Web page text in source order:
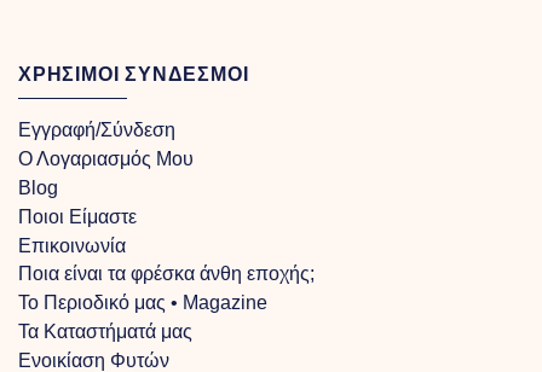
ΧΡΗΣΙΜΟΙ ΣΥΝΔΕΣΜΟΙ
Εγγραφή/Σύνδεση
Ο Λογαριασμός Μου
Blog
Ποιοι Είμαστε
Επικοινωνία
Ποια είναι τα φρέσκα άνθη εποχής;
Το Περιοδικό μας • Magazine
Τα Kαταστήματά μας
Ενοικίαση Φυτών